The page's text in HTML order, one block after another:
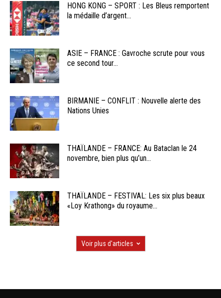
HONG KONG – SPORT : Les Bleus remportent
la médaille d’argent...
ASIE – FRANCE : Gavroche scrute pour vous
ce second tour...
BIRMANIE – CONFLIT : Nouvelle alerte des
Nations Unies
THAÏLANDE – FRANCE: Au Bataclan le 24
novembre, bien plus qu’un...
THAÏLANDE – FESTIVAL: Les six plus beaux
«Loy Krathong» du royaume...
Voir plus d'articles